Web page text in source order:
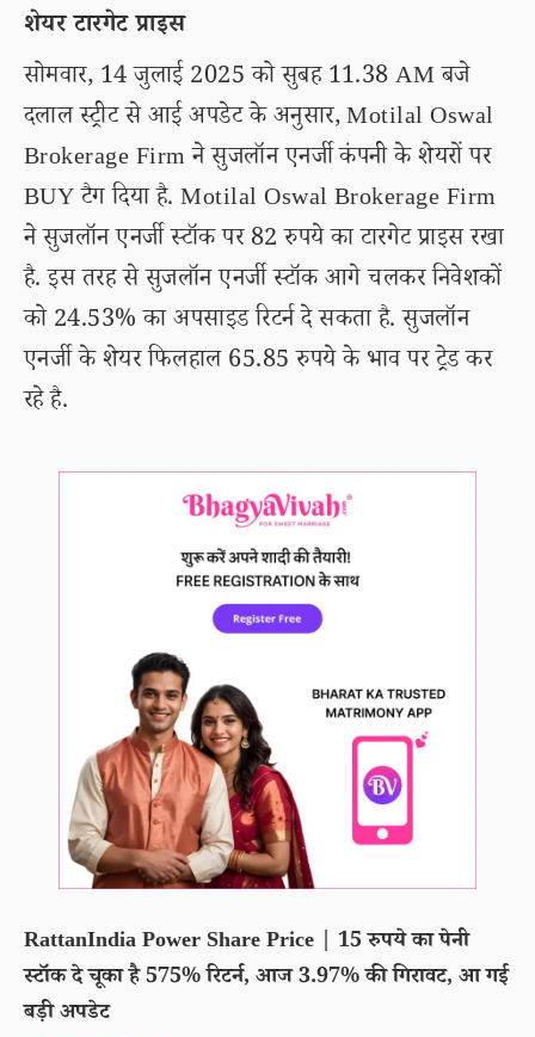
शेयर टारगेट प्राइस
सोमवार, 14 जुलाई 2025 को सुबह 11.38 AM बजे
दलाल स्ट्रीट से आई अपडेट के अनुसार, Motilal Oswal
Brokerage Firm ने सुजलॉन एनर्जी कंपनी के शेयरों पर
BUY टैग दिया है. Motilal Oswal Brokerage Firm
ने सुजलॉन एनर्जी स्टॉक पर 82 रुपये का टारगेट प्राइस रखा
है. इस तरह से सुजलॉन एनर्जी स्टॉक आगे चलकर निवेशकों
को 24.53% का अपसाइड रिटर्न दे सकता है. सुजलॉन
एनर्जी के शेयर फिलहाल 65.85 रुपये के भाव पर ट्रेड कर
रहे है.
RattanIndia Power Share Price | 15 रुपये का पेनी
स्टॉक दे चूका है 575% रिटर्न, आज 3.97% की गिरावट, आ गई
बड़ी अपडेट